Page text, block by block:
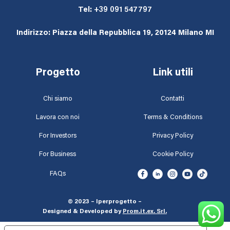
Tel: +39 091 547797
Indirizzo: Piazza della Repubblica 19, 20124 Milano MI
Progetto Link utili
Chi siamo Contatti
Lavora con noi Terms & Conditions
For Investors Privacy Policy
For Business Cookie Policy
FAQs
© 2023 – Iperprogetto –
Designed & Developed by Prom.it.ex. Srl .